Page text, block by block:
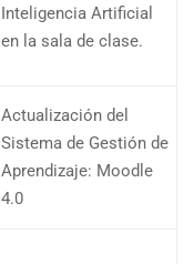
Inteligencia Artificial
en la sala de clase.
Actualización del
Sistema de Gestión de
Aprendizaje: Moodle
4.0